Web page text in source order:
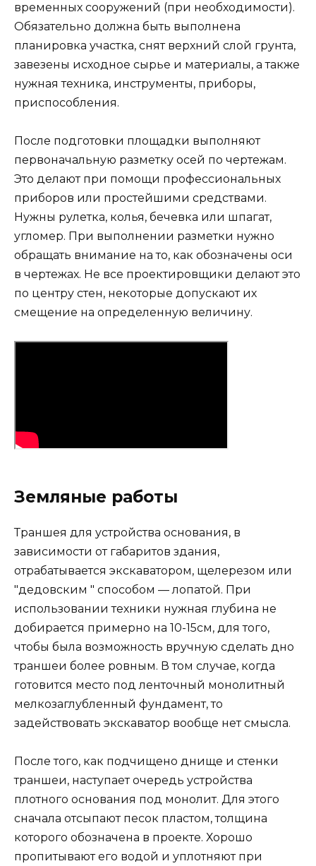
временных сооружений (при необходимости).
Обязательно должна быть выполнена
планировка участка, снят верхний слой грунта,
завезены исходное сырье и материалы, а также
нужная техника, инструменты, приборы,
приспособления.
После подготовки площадки выполняют
первоначальную разметку осей по чертежам.
Это делают при помощи профессиональных
приборов или простейшими средствами.
Нужны рулетка, колья, бечевка или шпагат,
угломер. При выполнении разметки нужно
обращать внимание на то, как обозначены оси
в чертежах. Не все проектировщики делают это
по центру стен, некоторые допускают их
смещение на определенную величину.
Земляные работы
Траншея для устройства основания, в
зависимости от габаритов здания,
отрабатывается экскаватором, щелерезом или
"дедовским " способом — лопатой. При
использовании техники нужная глубина не
добирается примерно на 10-15см, для того,
чтобы была возможность вручную сделать дно
траншеи более ровным. В том случае, когда
готовится место под ленточный монолитный
мелкозаглубленный фундамент, то
задействовать экскаватор вообще нет смысла.
После того, как подчищено днище и стенки
траншеи, наступает очередь устройства
плотного основания под монолит. Для этого
сначала отсыпают песок пластом, толщина
которого обозначена в проекте. Хорошо
пропитывают его водой и уплотняют при